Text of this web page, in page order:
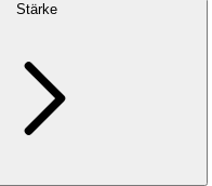
Stärke